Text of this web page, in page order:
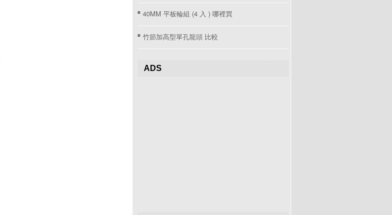
40MM 平板輪組 (4 入 ) 哪裡買
竹節加高型單孔龍頭 比較
ADS